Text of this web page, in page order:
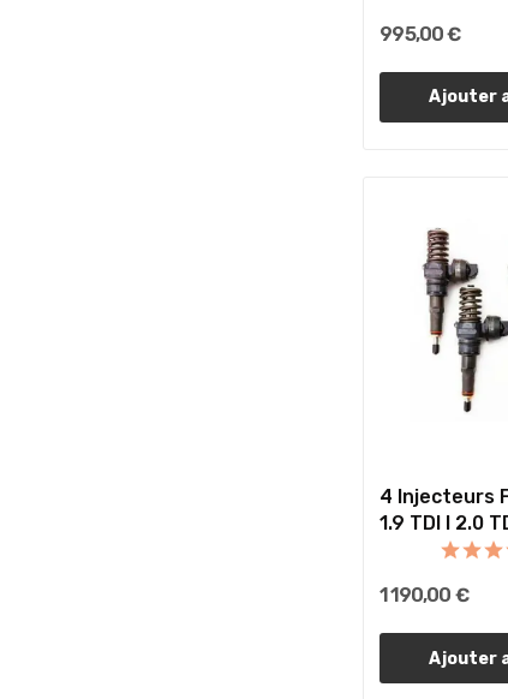
995,00 €
Ajouter
4 Injecteurs
1.9 TDI I 2.0
1 190,00 €
Ajouter